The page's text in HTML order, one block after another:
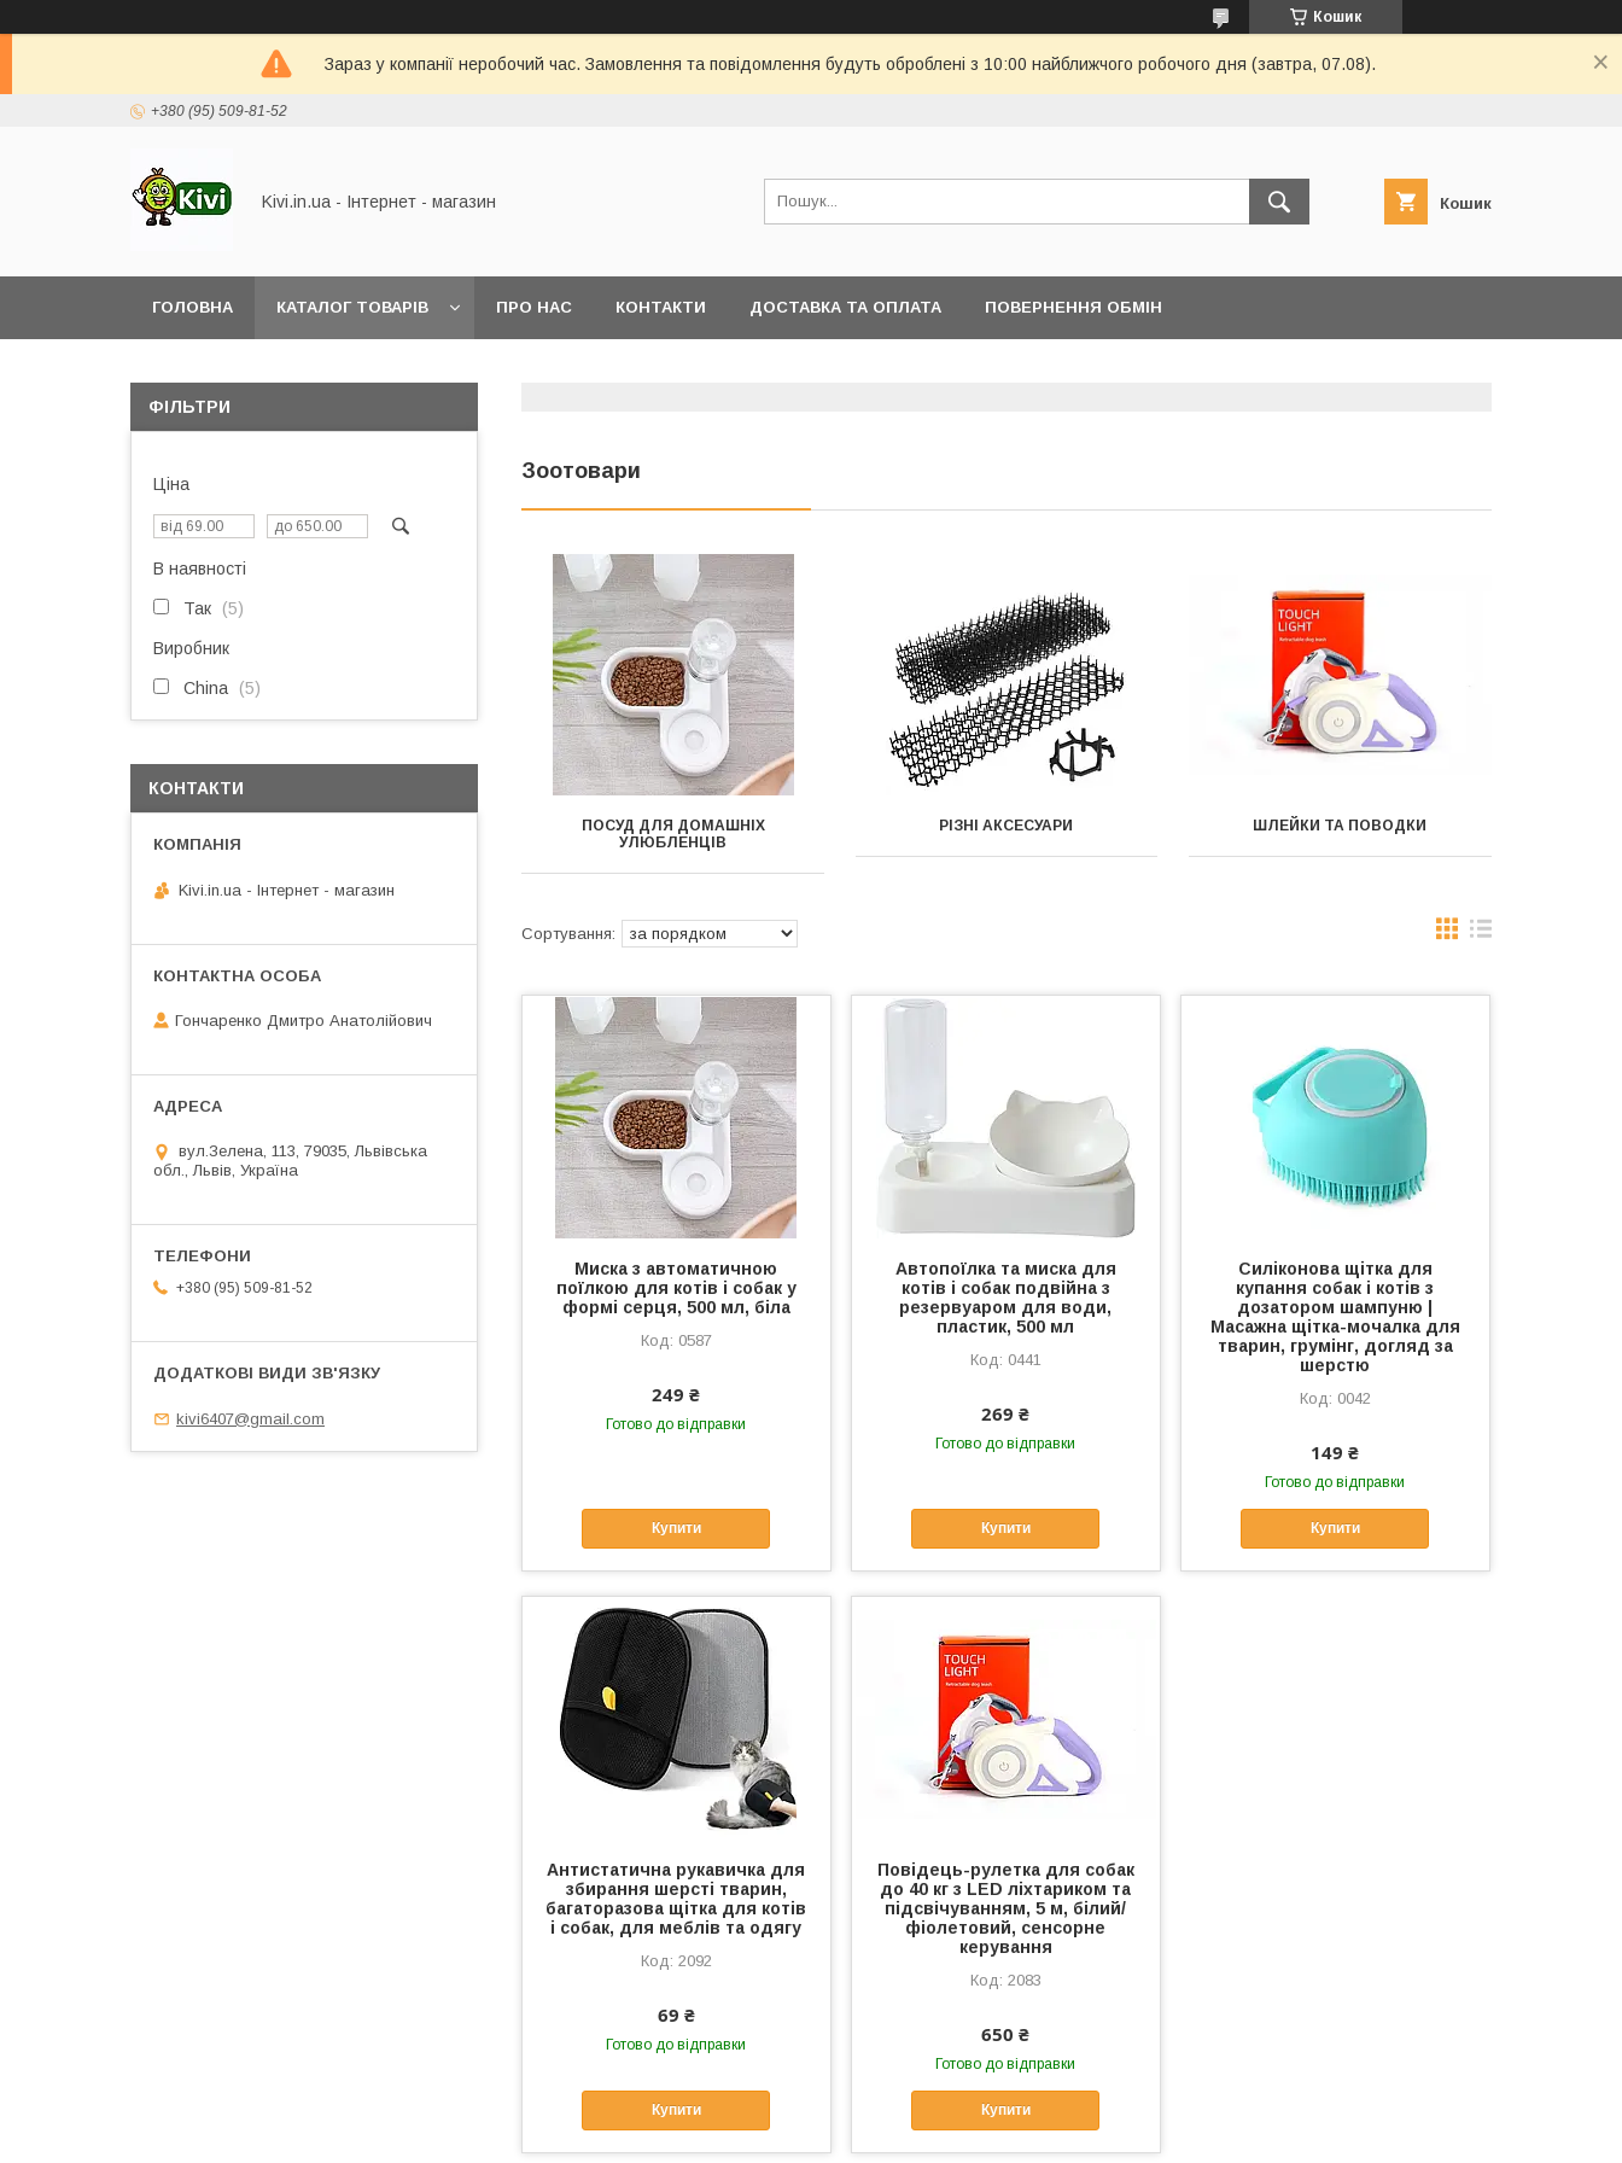
Кошик
Зараз у компанії неробочий час. Замовлення та повідомлення будуть оброблені з 10:00 найближчого робочого дня (завтра, 07.08).
+380 (95) 509-81-52
Kivi.in.ua - Інтернет - магазин Кошик
ГОЛОВНА КАТАЛОГ ТОВАРІВ ПРО НАС КОНТАКТИ ДОСТАВКА ТА ОПЛАТА ПОВЕРНЕННЯ ОБМІН
Зоотовари
ПОСУД ДЛЯ ДОМАШНІХ
УЛЮБЛЕНЦІВ
РІЗНІ АКСЕСУАРИ ШЛЕЙКИ ТА ПОВОДКИ
Миска з автоматичною
поїлкою для котів і собак у
формі серця, 500 мл, біла
0587
249 ₴
Готово до відправки
Купити
Автопоїлка та миска для
котів і собак подвійна з
резервуаром для води,
пластик, 500 мл
0441
269 ₴
Готово до відправки
Купити
Силіконова щітка для
купання собак і котів з
дозатором шампуню |
Масажна щітка-мочалка для
тварин, грумінг, догляд за
шерстю
0042
149 ₴
Готово до відправки
Купити
Антистатична рукавичка для
збирання шерсті тварин,
багаторазова щітка для котів
і собак, для меблів та одягу
2092
69 ₴
Готово до відправки
Купити
Повідець-рулетка для собак
до 40 кг з LED ліхтариком та
підсвічуванням, 5 м, білий/
фіолетовий, сенсорне
керування
2083
650 ₴
Готово до відправки
Купити
ФІЛЬТРИ
Ціна
В наявності
Так 5
Виробник
China 5
КОНТАКТИ
Kivi.in.ua - Інтернет - магазин
Гончаренко Дмитро Анатолійович
вул.Зелена, 113, 79035, Львівська
обл., Львів, Україна
+380 (95) 509-81-52
kivi6407@gmail.com